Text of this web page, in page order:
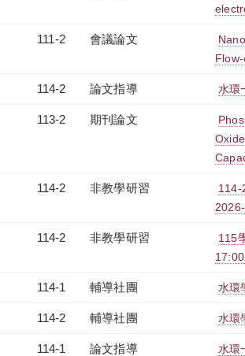
111-2 會議論文
114-2 論文指導 水環
113-2 期刊論文
114-2 非教學研習
114-
114-2 非教學研習
115
114-1 輔導社團 水環
114-2 輔導社團 水環
114-1 論文指導 水環